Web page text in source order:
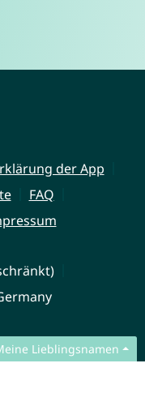
Lieblingsnamen
der App
FAQ